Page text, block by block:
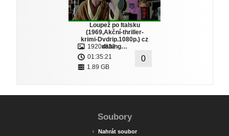
Loupež po Italsku
(1969,Akční-thriller-
krimi-Dvdrip.1080p.) cz
dabing…
1920x832
01:35:21
1.89 GB
0
Soubory
› Nahrát soubor